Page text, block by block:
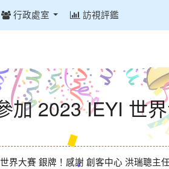
行政處室 訪視評鑑
加 2023 IEYI 世
界大賽 銀牌！感謝 創客中心 洪瑞聰主